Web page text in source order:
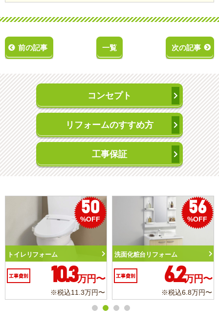
前の記事 一覧 次の記事
コンセプト
リフォームのすすめ方
工事保証
50
%OFF
トイレリフォーム
工事費別 10.3万円〜
※税込11.3万円〜
56
%OFF
洗面化粧台リフォーム
工事費別 6.2万円〜
※税込6.8万円〜